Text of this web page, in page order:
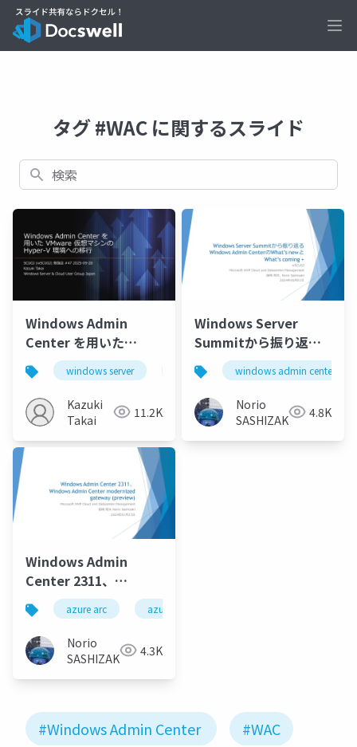
タグ #WAC に関するスライド
検索
Windows Admin
Center を用いた
VMware 仮想マシンの
Hyper-V 環境への移行
windows server windows admin center wac
Kazuki
Takai
11.2K
Windows Server
Summitから振り返る
Windows Admin
CenterのWhat’s new
とWhat’s coming +
windows admin center
Norio
SASHIZAKI
4.8K
Windows Admin
Center 2311、
Windows Admin
Center modernized
gateway (preview) -
Windows Admin
Center 2311
azure arc azure arc enabled server
Norio
SASHIZAKI
4.3K
#Windows Admin Center #WAC